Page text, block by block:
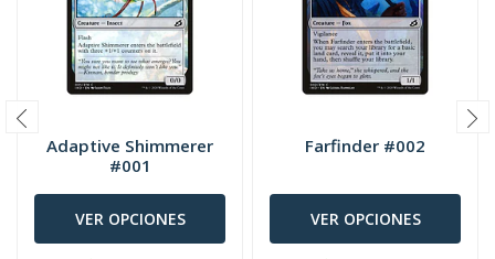
Adaptive Shimmerer
#001
VER OPCIONES
Farfinder #002
VER OPCIONES